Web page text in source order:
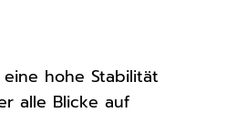
hohe Stabilität
alle Blicke auf